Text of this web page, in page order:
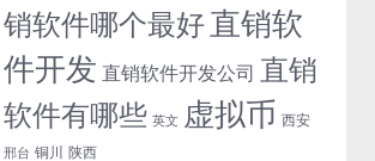
销软件哪个最好直销软
件开发 直销软件开发公司 直销
软件有哪些 英文 虚拟币 西安
邢台 铜川 陕西